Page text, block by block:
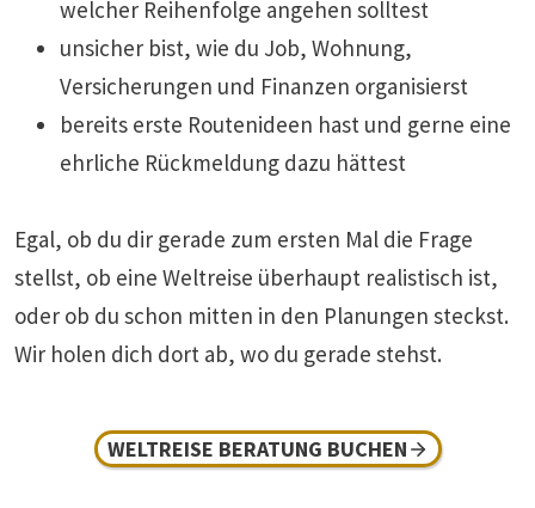
welcher Reihenfolge angehen solltest
unsicher bist, wie du Job, Wohnung,
Versicherungen und Finanzen organisierst
bereits erste Routenideen hast und gerne eine
ehrliche Rückmeldung dazu hättest
Egal, ob du dir gerade zum ersten Mal die Frage
stellst, ob eine Weltreise überhaupt realistisch ist,
oder ob du schon mitten in den Planungen steckst.
Wir holen dich dort ab, wo du gerade stehst.
WELTREISE BERATUNG BUCHEN